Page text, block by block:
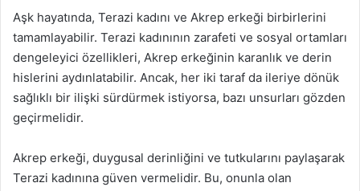
Aşk hayatında, Terazi kadını ve Akrep erkeği birbirlerini
tamamlayabilir. Terazi kadınının zarafeti ve sosyal ortamları
dengeleyici özellikleri, Akrep erkeğinin karanlık ve derin
hislerini aydınlatabilir. Ancak, her iki taraf da ileriye dönük
sağlıklı bir ilişki sürdürmek istiyorsa, bazı unsurları gözden
geçirmelidir.
Akrep erkeği, duygusal derinliğini ve tutkularını paylaşarak
Terazi kadınına güven vermelidir. Bu, onunla olan